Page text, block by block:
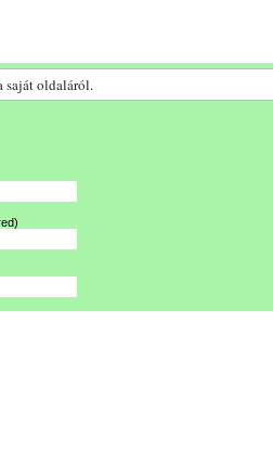
saját oldaláról.